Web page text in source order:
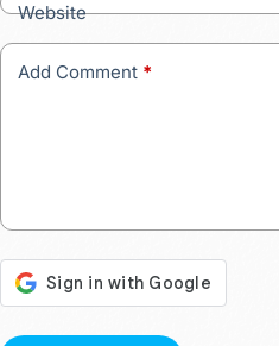
Website
Add Comment *